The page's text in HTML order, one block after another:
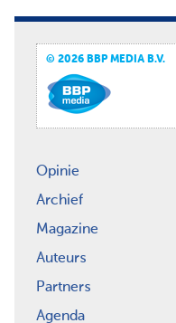
© 2026 BBP MEDIA B.V.
Opinie
Archief
Magazine
Auteurs
Partners
Agenda